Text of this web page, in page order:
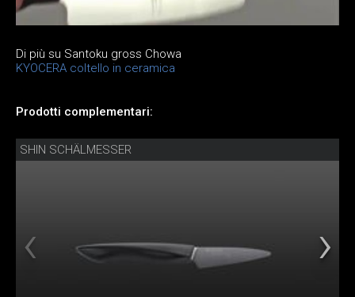
Di più su Santoku gross Chowa
KYOCERA coltello in ceramica
Prodotti complementari:
SHIN SCHÄLMESSER